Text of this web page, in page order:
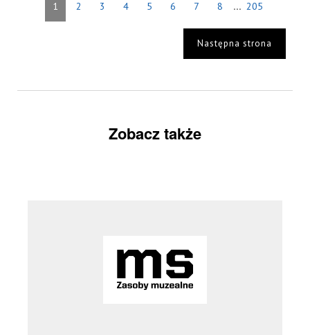
1 2 3 4 5 6 7 8 ... 205
Następna strona
Zobacz także